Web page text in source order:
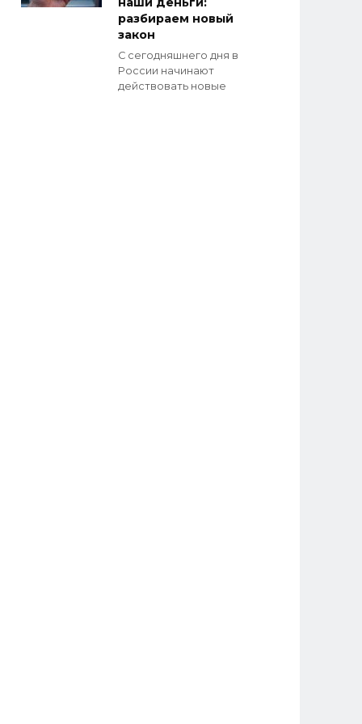
разбираем новый
закон
С сегодняшнего дня в
России начинают
действовать новые